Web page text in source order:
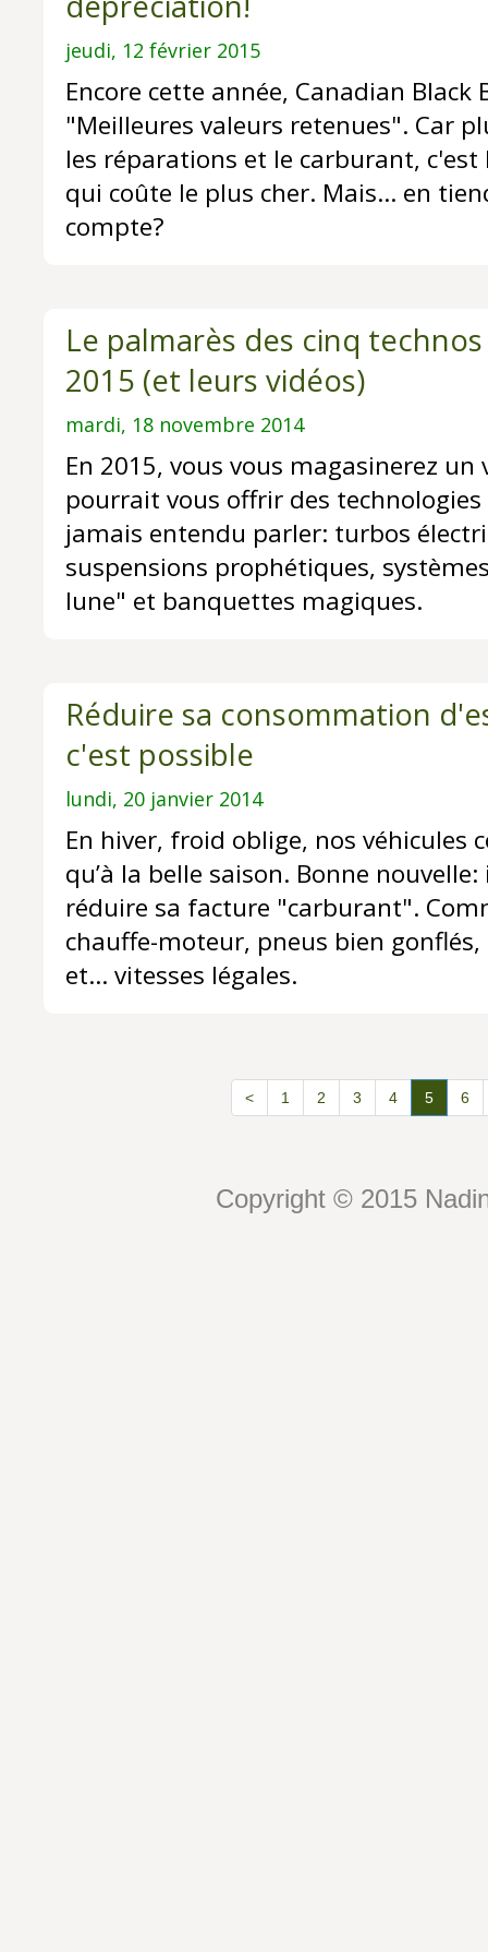
jeudi, 12 février 2015
Encore cette année, Canadian Black
"Meilleures valeurs retenues". Car
les réparations et le carburant,
qui coûte le plus cher. Mais... en
compte?
Le palmarès des cinq
2015 (et leurs vidéos)
mardi, 18 novembre 2014
En 2015, vous vous magasinerez un
pourrait vous offrir des
jamais entendu parler: turbos
suspensions prophétiques,
lune" et banquettes magiques.
Réduire sa consommation
c'est possible
lundi, 20 janvier 2014
En hiver, froid oblige, nos véhicules
qu’à la belle saison. Bonne
réduire sa facture "carburant".
chauffe-moteur, pneus bien
et... vitesses légales.
< 1 2 3 4 5 6
Copyright © 2015